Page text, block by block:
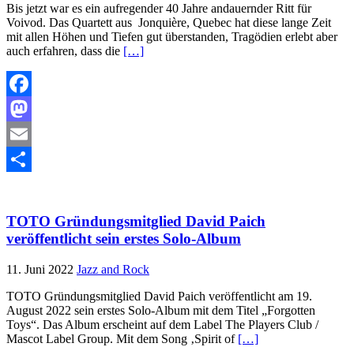
Bis jetzt war es ein aufregender 40 Jahre andauernder Ritt für
Voivod. Das Quartett aus Jonquière, Quebec hat diese lange Zeit
mit allen Höhen und Tiefen gut überstanden, Tragödien erlebt aber
auch erfahren, dass die […]
Facebook
Mastodon
Email
TOTO Gründungsmitglied David Paich
veröffentlicht sein erstes Solo-Album
11. Juni 2022 Jazz and Rock
TOTO Gründungsmitglied David Paich veröffentlicht am 19.
August 2022 sein erstes Solo-Album mit dem Titel „Forgotten
Toys“. Das Album erscheint auf dem Label The Players Club /
Mascot Label Group. Mit dem Song ‚Spirit of […]